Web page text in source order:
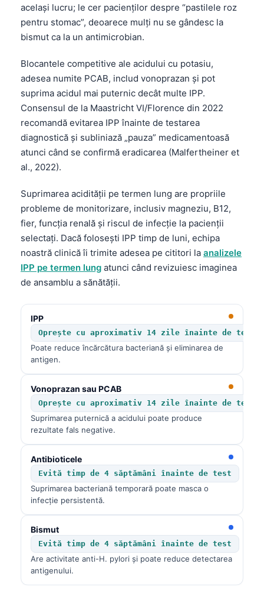
același lucru; le cer pacienților despre “pastilele roz
pentru stomac”, deoarece mulți nu se gândesc la
bismut ca la un antimicrobian.
Blocantele competitive ale acidului cu potasiu,
adesea numite PCAB, includ vonoprazan și pot
suprima acidul mai puternic decât multe IPP.
Consensul de la Maastricht VI/Florence din 2022
recomandă evitarea IPP înainte de testarea
diagnostică și subliniază „pauza” medicamentoasă
atunci când se confirmă eradicarea (Malfertheiner et
al., 2022).
Suprimarea acidității pe termen lung are propriile
probleme de monitorizare, inclusiv magneziu, B12,
fier, funcția renală și riscul de infecție la pacienții
selectați. Dacă folosești IPP timp de luni, echipa
noastră clinică îi trimite adesea pe cititori la analizele
IPP pe termen lung atunci când revizuiesc imaginea
de ansamblu a sănătății.
IPP
Oprește cu aproximativ 14 zile înainte de test
Poate reduce încărcătura bacteriană și eliminarea de
antigen.
Vonoprazan sau PCAB
Oprește cu aproximativ 14 zile înainte de test
Suprimarea puternică a acidului poate produce
rezultate fals negative.
Antibioticele
Evită timp de 4 săptămâni înainte de test
Suprimarea bacteriană temporară poate masca o
infecție persistentă.
Bismut
Evită timp de 4 săptămâni înainte de test
Are activitate anti-H. pylori și poate reduce detectarea
antigenului.
Esperanto
Frysk
Norsk bokmål